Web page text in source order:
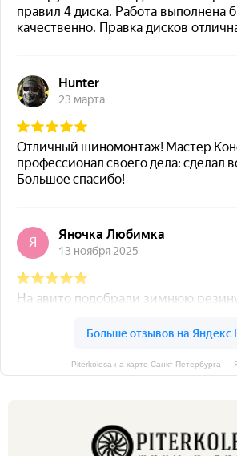
Piterkolesa на карте Санкт‑Петербурга —